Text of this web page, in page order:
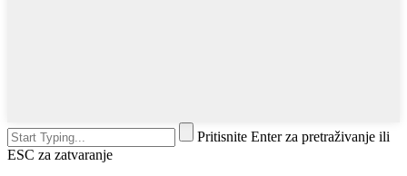
Pritisnite Enter za pretraživanje ili
ESC za zatvaranje